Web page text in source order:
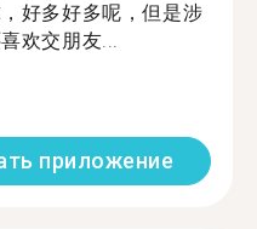
好多好多呢，但是涉
欢交朋友...
приложение